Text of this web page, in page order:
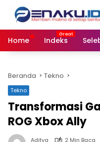
Langsung
konten
Home
Indeks
Beranda Tekno
Tekno
Transformasi
ROG Xbox Ally
Aditya
2 Min Baca